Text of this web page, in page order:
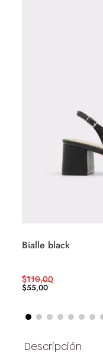
Bialle black
$110,00
$55,00